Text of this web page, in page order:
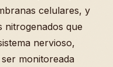
celulares, y
nitrogenados que
nervioso,
monitoreada